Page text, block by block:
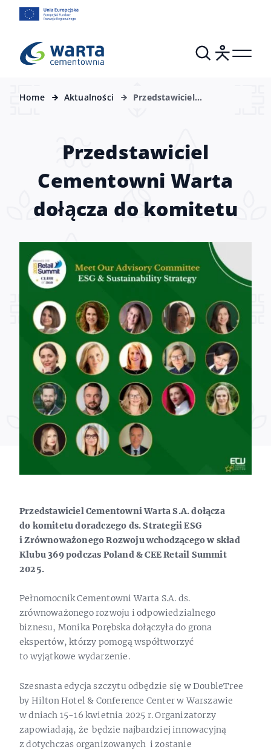
Home Aktualności
Przedstawiciel
Przedstawiciel
Cementowni Warta
dołącza do komitetu
Przedstawiciel Cementowni Warta S.A. dołącza
do komitetu doradczego ds. Strategii ESG
i Zrównoważonego Rozwoju wchodzącego w skład
Klubu 369 podczas Poland & CEE Retail Summit
2025.
Pełnomocnik Cementowni Warta S.A. ds.
zrównoważonego rozwoju i odpowiedzialnego
biznesu, Monika Porębska dołączyła do grona
ekspertów, którzy pomogą współtworzyć
to wyjątkowe wydarzenie.
Szesnasta edycja szczytu odbędzie się w DoubleTree
by Hilton Hotel & Conference Center w Warszawie
w dniach 15-16 kwietnia 2025 r. Organizatorzy
zapowiadają, że będzie najbardziej innowacyjną
z dotychczas organizowanych i zostanie